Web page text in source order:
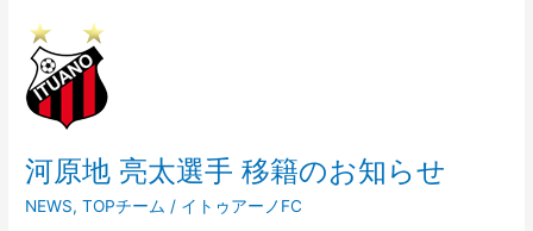
河原地 亮太選手 移籍のお知らせ
NEWS,TOPチーム / イトゥアーノFC
河
原
地
亮
選
手
移